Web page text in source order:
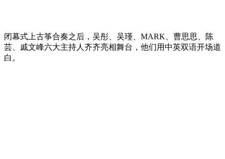
闭幕式上古筝合奏之后，吴彤、吴瑾、MARK、曹思思、陈
芸、戚文峰六大主持人齐齐亮相舞台，他们用中英双语开场道
白。